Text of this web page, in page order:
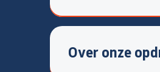
Over onze